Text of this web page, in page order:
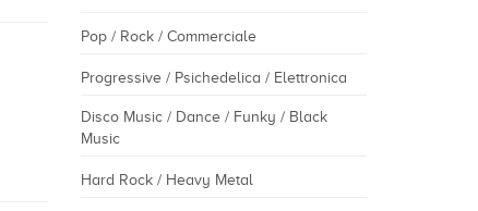
Pop / Rock / Commerciale
Progressive / Psichedelica / Elettronica
Disco Music / Dance / Funky / Black
Music
Hard Rock / Heavy Metal